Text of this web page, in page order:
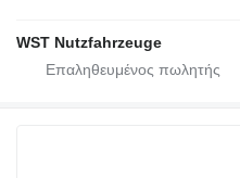
WST Nutzfahrzeuge